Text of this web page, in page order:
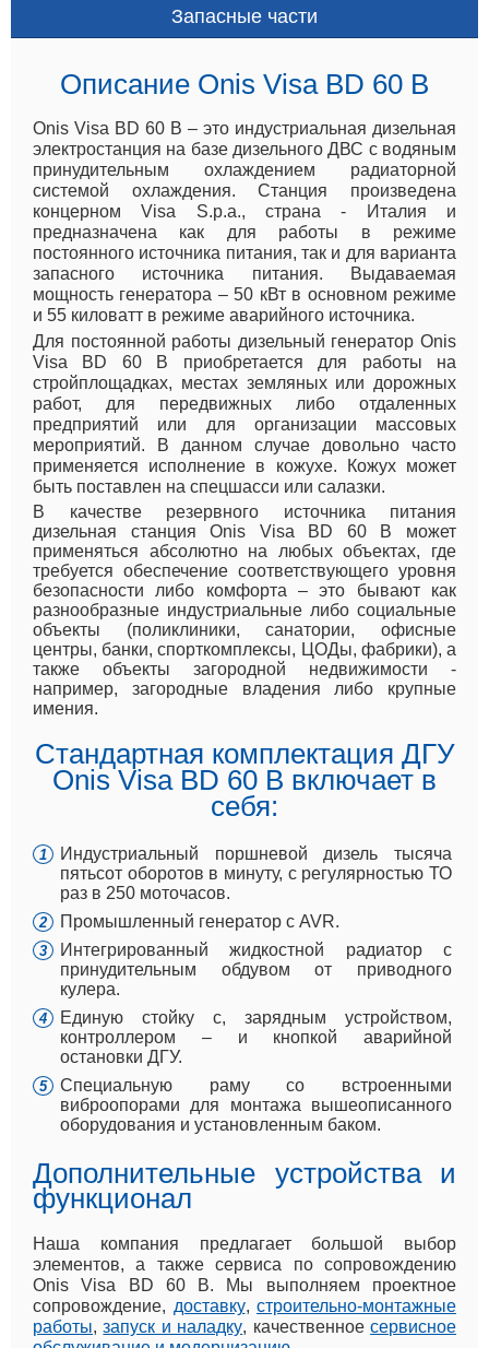
Запасные части
Описание Onis Visa BD 60 B
Onis Visa BD 60 B – это индустриальная дизельная
электростанция на базе дизельного ДВС с водяным
принудительным охлаждением радиаторной
системой охлаждения. Станция произведена
концерном Visa S.p.a., страна - Италия и
предназначена как для работы в режиме
постоянного источника питания, так и для варианта
запасного источника питания. Выдаваемая
мощность генератора – 50 кВт в основном режиме
и 55 киловатт в режиме аварийного источника.
Для постоянной работы дизельный генератор Onis
Visa BD 60 B приобретается для работы на
стройплощадках, местах земляных или дорожных
работ, для передвижных либо отдаленных
предприятий или для организации массовых
мероприятий. В данном случае довольно часто
применяется исполнение в кожухе. Кожух может
быть поставлен на спецшасси или салазки.
В качестве резервного источника питания
дизельная станция Onis Visa BD 60 B может
применяться абсолютно на любых объектах, где
требуется обеспечение соответствующего уровня
безопасности либо комфорта – это бывают как
разнообразные индустриальные либо социальные
объекты (поликлиники, санатории, офисные
центры, банки, спорткомплексы, ЦОДы, фабрики), а
также объекты загородной недвижимости -
например, загородные владения либо крупные
имения.
Стандартная комплектация ДГУ
Onis Visa BD 60 B включает в
себя:
Индустриальный поршневой дизель тысяча
пятьсот оборотов в минуту, с регулярностью ТО
раз в 250 моточасов.
Промышленный генератор с AVR.
Интегрированный жидкостной радиатор с
принудительным обдувом от приводного
кулера.
Единую стойку с, зарядным устройством,
контроллером – и кнопкой аварийной
остановки ДГУ.
Специальную раму со встроенными
виброопорами для монтажа вышеописанного
оборудования и установленным баком.
Дополнительные устройства и
функционал
Наша компания предлагает большой выбор
элементов, а также сервиса по сопровождению
Onis Visa BD 60 B. Мы выполняем проектное
сопровождение, доставку, строительно-монтажные
работы,запуск и наладку, качественноесервисное